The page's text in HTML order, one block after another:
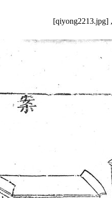
[qiyong2213.jpg]